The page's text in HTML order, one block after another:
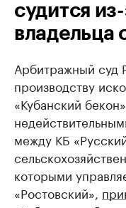
судится
владельца
Арбитражный суд
производству
«Кубанский
между КБ
которыми
«Ростовский»,